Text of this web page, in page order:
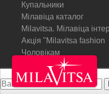
Купальники
Мілавіца каталог
Milavitsa. Мілавіца
Акція "Milavitsa fashion
Чоловікам
Підписатися на Акції
©